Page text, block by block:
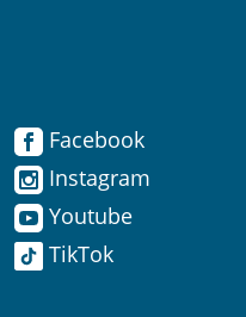
Instagram
Youtube
Facebook
Instagram
Youtube
TikTok